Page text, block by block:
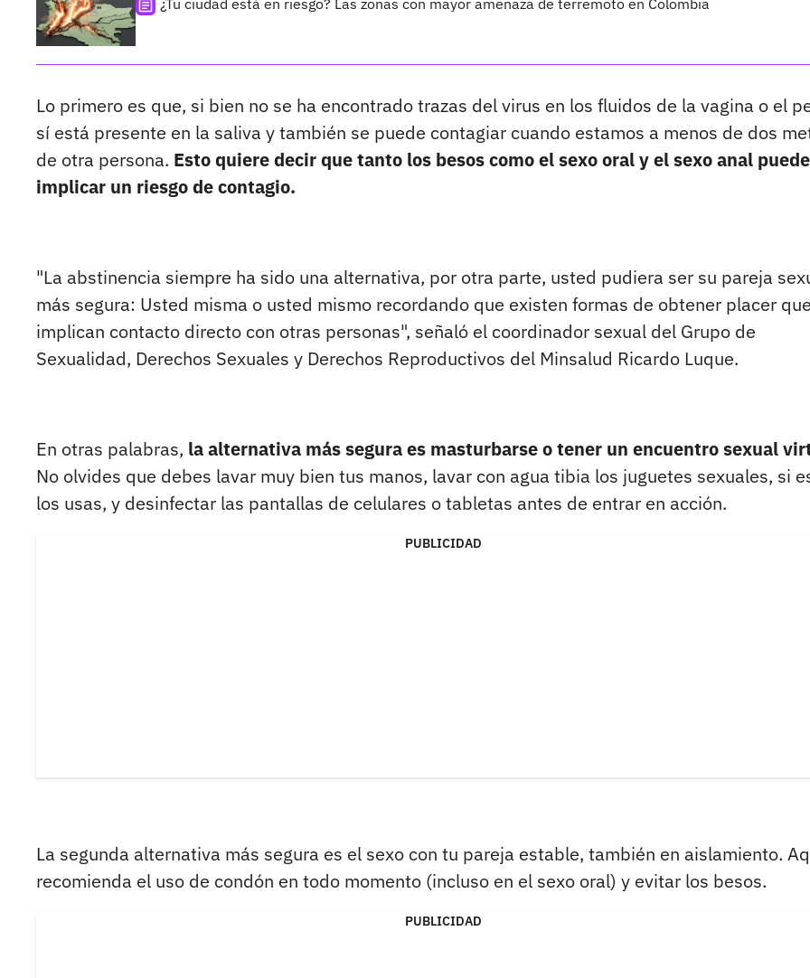
¿Tu ciudad está en riesgo? Las zonas con mayor amenaza de terremoto en Colombia
Lo primero es que, si bien no se ha encontrado trazas del virus en los fluidos de la vagina o el
sí está presente en la saliva y también se puede contagiar cuando estamos a menos de dos
de otra persona. Esto quiere decir que tanto los besos como el sexo oral y el sexo anal
implicar un riesgo de contagio.
"La abstinencia siempre ha sido una alternativa, por otra parte, usted pudiera ser su pareja
más segura: Usted misma o usted mismo recordando que existen formas de obtener placer
implican contacto directo con otras personas", señaló el coordinador sexual del Grupo de
Sexualidad, Derechos Sexuales y Derechos Reproductivos del Minsalud Ricardo Luque.
En otras palabras, la alternativa más segura es masturbarse o tener un encuentro sexual
No olvides que debes lavar muy bien tus manos, lavar con agua tibia los juguetes sexuales, si
los usas, y desinfectar las pantallas de celulares o tabletas antes de entrar en acción.
PUBLICIDAD
La segunda alternativa más segura es el sexo con tu pareja estable, también en aislamiento.
recomienda el uso de condón en todo momento (incluso en el sexo oral) y evitar los besos.
PUBLICIDAD